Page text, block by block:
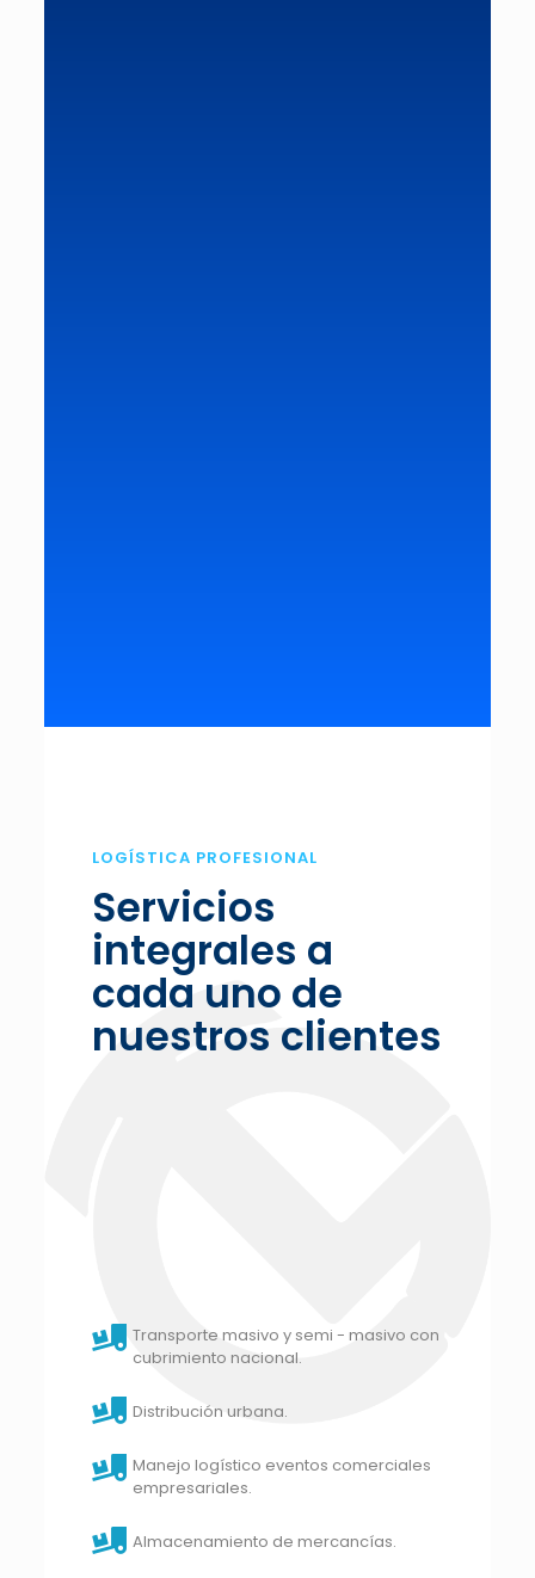
LOGÍSTICA PROFESIONAL
Servicios
integrales a
cada uno de
nuestros clientes
Transporte masivo y semi - masivo con
cubrimiento nacional.
Distribución urbana.
Manejo logístico eventos comerciales
empresariales.
Almacenamiento de mercancías.